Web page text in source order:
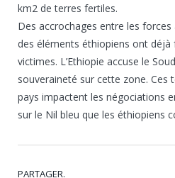
km2 de terres fertiles.
Des accrochages entre les
des éléments éthiopiens ont déjà
victimes. L’Ethiopie accuse le
souveraineté sur cette zone. Ces
pays impactent les négociations
sur le Nil bleu que les éthiopiens
PARTAGER.